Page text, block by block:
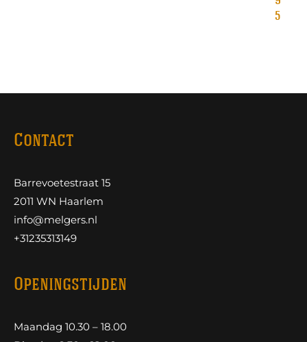
5
Contact
Barrevoetestraat 15
2011 WN Haarlem
info@melgers.nl
+31235313149
Openingstijden
Maandag 10.30 – 18.00